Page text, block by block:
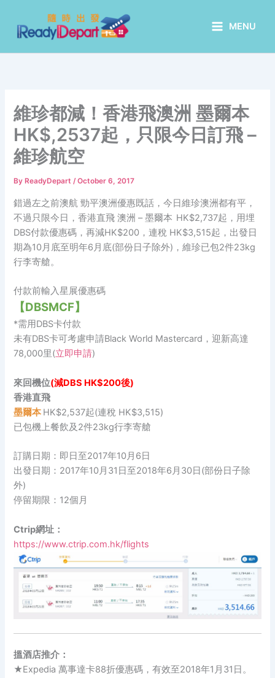
content
MENU
維珍都減！香港飛澳洲 墨爾本
HK$,2537起，只限今日訂飛 –
維珍航空
By ReadyDepart/October 6, 2017
錯過左之前澳航 勁平澳洲優惠既話，今日維珍澳洲都有平，
不過只限今日，香港直飛 澳洲 – 墨爾本 HK$2,737起，用埋
DBS付款優惠碼，再減HK$200，連稅 HK$3,515起，出發日
期為10月底至明年6月底(部份日子除外)，維珍已包2件23kg
行李寄艙。
付款前輸入星展優惠碼
【DBSMCF】
*需用DBS卡付款
未有DBS卡可考慮申請Black World Mastercard，迎新高達
78,000里(立即申請)
來回機位(減DBS HK$200後)
香港直飛
墨爾本 HK$2,537起(連稅 HK$3,515)
已包機上餐飲及2件23kg行李寄艙
訂購日期：即日至2017年10月6日
出發日期：2017年10月31日至2018年6月30日(部份日子除
外)
停留期限：12個月
Ctrip網址：
https://www.ctrip.com.hk/flights
搵酒店推介：
★Expedia 萬事達卡88折優惠碼，有效至2018年1月31日。